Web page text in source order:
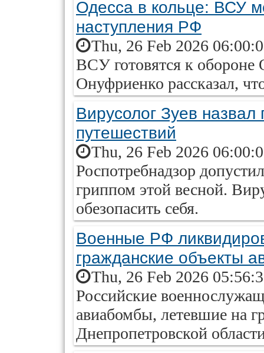
Одесса в кольце: ВСУ
наступления РФ
Thu, 26 Feb 2026
ВСУ готовятся к
Онуфриенко рассказал,
Вирусолог Зуев назвал
путешествий
Thu, 26 Feb 2026
Роспотребнадзор
гриппом этой весной.
обезопасить себя.
Военные РФ
гражданские объекты
Thu, 26 Feb 2026
Российские
авиабомбы, летевшие на
Днепропетровской